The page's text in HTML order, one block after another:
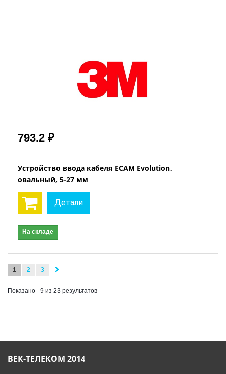
793.2 ₽
Устройство ввода кабеля ECAM Evolution,
овальный, 5-27 мм
Детали
На складе
1 2 3
Показано –9 из 23 результатов
ВЕК-ТЕЛЕКОМ 2014